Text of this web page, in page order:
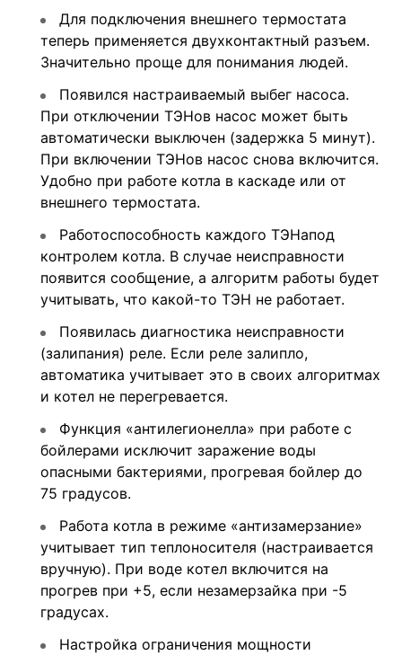
Для подключения внешнего термостата
теперь применяется двухконтактный разъем.
Значительно проще для понимания людей.
Появился настраиваемый выбег насоса.
При отключении ТЭНов насос может быть
автоматически выключен (задержка 5 минут).
При включении ТЭНов насос снова включится.
Удобно при работе котла в каскаде или от
внешнего термостата.
Работоспособность каждого ТЭНапод
контролем котла. В случае неисправности
появится сообщение, а алгоритм работы будет
учитывать, что какой-то ТЭН не работает.
Появилась диагностика неисправности
(залипания) реле. Если реле залипло,
автоматика учитывает это в своих алгоритмах
и котел не перегревается.
Функция «антилегионелла» при работе с
бойлерами исключит заражение воды
опасными бактериями, прогревая бойлер до
75 градусов.
Работа котла в режиме «антизамерзание»
учитывает тип теплоносителя (настраивается
вручную). При воде котел включится на
прогрев при +5, если незамерзайка при -5
градусах.
Настройка ограничения мощности